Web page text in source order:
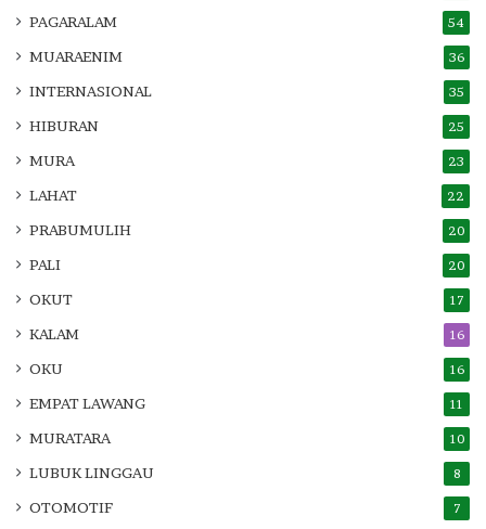
PAGARALAM 54
MUARAENIM 36
INTERNASIONAL 35
HIBURAN 25
MURA 23
LAHAT 22
PRABUMULIH 20
PALI 20
OKUT 17
KALAM 16
OKU 16
EMPAT LAWANG 11
MURATARA 10
LUBUK LINGGAU 8
OTOMOTIF 7